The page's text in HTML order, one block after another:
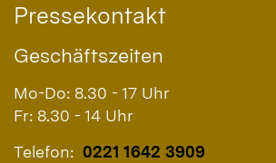
Pressekontakt
Geschäftszeiten
Mo-Do: 8.30 - 17 Uhr
Fr: 8.30 - 14 Uhr
Telefon: 0221 1642 3909